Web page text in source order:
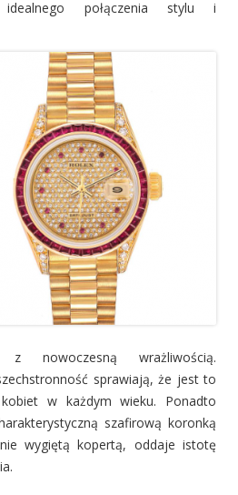
idealnego połączenia stylu i
z nowoczesną wrażliwością.
sprawiają, że jest to
w każdym wieku. Ponadto
szafirową koronką
wygiętą kopertą, oddaje istotę